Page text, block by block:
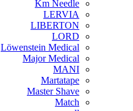
Km Needle
LERVIA
LIBERTON
LORD
Löwenstein Medical
Major Medical
MANI
Martatape
Master Shave
Match